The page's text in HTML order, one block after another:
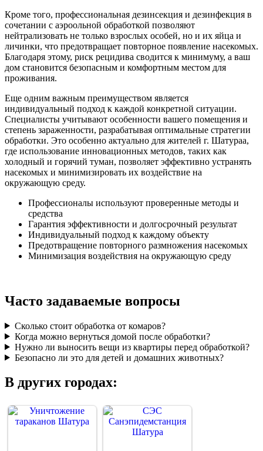
Кроме того, профессиональная дезинсекция и дезинфекция в
сочетании с аэроольной обработкой позволяют
нейтрализовать не только взрослых особей, но и их яйца и
личинки, что предотвращает повторное появление насекомых.
Благодаря этому, риск рецидива сводится к минимуму, а ваш
дом становится безопасным и комфортным местом для
проживания.
Еще одним важным преимуществом является
индивидуальный подход к каждой конкретной ситуации.
Специалисты учитывают особенности вашего помещения и
степень зараженности, разрабатывая оптимальные стратегии
обработки. Это особенно актуально для жителей г. Шатураа,
где использование инновационных методов, таких как
холодный и горячий туман, позволяет эффективно устранять
насекомых и минимизировать их воздействие на
окружающую среду.
Профессионалы используют проверенные методы и
средства
Гарантия эффективности и долгосрочный результат
Индивидуальный подход к каждому объекту
Предотвращение повторного размножения насекомых
Минимизация воздействия на окружающую среду
Часто задаваемые вопросы
Сколько стоит обработка от комаров?
Когда можно вернуться домой после обработки?
Нужно ли выносить вещи из квартиры перед обработкой?
Безопасно ли это для детей и домашних животных?
В других городах: